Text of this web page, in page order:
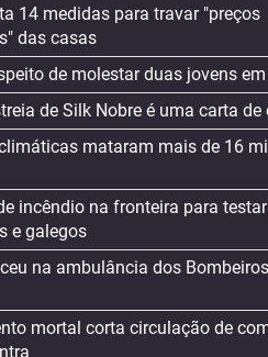
14 medidas para travar "preços
das casas
de molestar duas jovens
de Silk Nobre é uma carta de
mataram mais de 16
incêndio na fronteira para
e galegos
na ambulância dos
mortal corta circulação de